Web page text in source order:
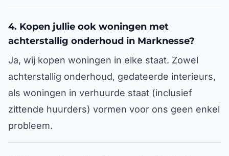
4. Kopen jullie ook woningen met
achterstallig onderhoud in Marknesse?
Ja, wij kopen woningen in elke staat. Zowel
achterstallig onderhoud, gedateerde interieurs,
als woningen in verhuurde staat (inclusief
zittende huurders) vormen voor ons geen enkel
probleem.